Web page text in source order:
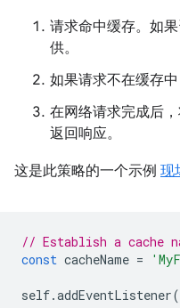
请求命中缓存。如
供。
如果请求不在缓存中
在网络请求完成后
返回响应。
这是此策略的一个示例 现
// Establish a cache
const cacheName =
self.addEventListener(